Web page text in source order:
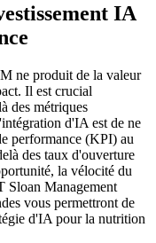
IA
ne produit de la valeur
Il est crucial
des métriques
d'IA est de ne
performance (KPI) au
des taux d'ouverture
la vélocité du
Sloan Management
vous permettront de
d'IA pour la nutrition